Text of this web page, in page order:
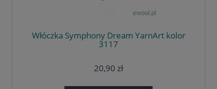
Włóczka Symphony Dream YarnArt kolor
3117
20,90 zł